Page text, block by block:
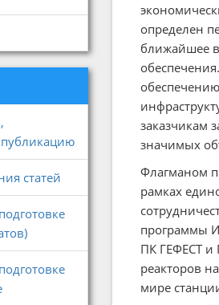
статей
определен
ближайшее
заказчикам
значимых
Флагманом
рамках
программы
ПК ГЕФЕСТ и
реакторов
мире